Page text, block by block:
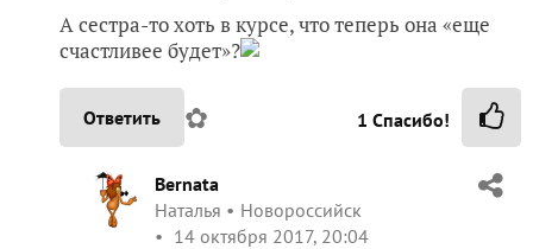
А сестра-то хоть в курсе, что теперь она «еще
счастливее будет»?
Ответить ✿ 1 Спасибо!
Bernata
Наталья
Новороссийск
14 октября 2017, 20:04